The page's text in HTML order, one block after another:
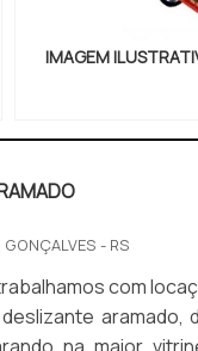
IMAGEM
GONÇALVES - RS
locação. Se o cliente final ou
aramado,
na maior